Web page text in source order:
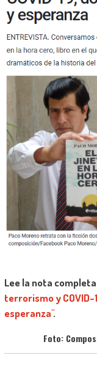
Lee la nota
terrorismo y
esperanza".
Foto: